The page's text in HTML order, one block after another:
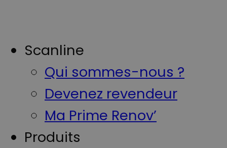
Scanline
Qui sommes-nous ?
Devenez revendeur
Ma Prime Renov’
Produits